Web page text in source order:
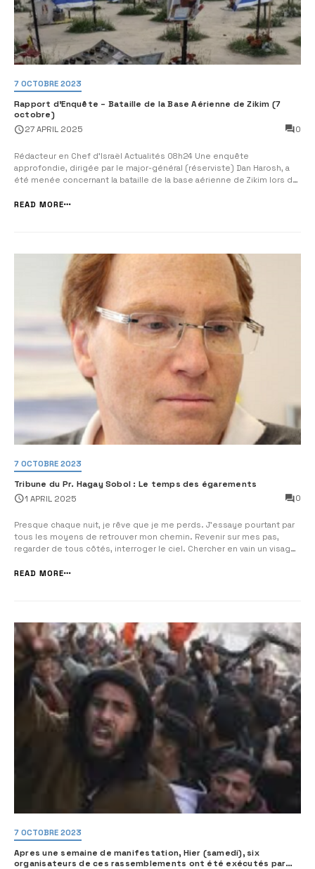
7 OCTOBRE 2023
Rapport d’Enquête – Bataille de la Base Aérienne de Zikim (7
octobre)
27 APRIL 2025 0
Rédacteur en Chef d’Israël Actualités 08h24 Une enquête
approfondie, dirigée par le major-général (réserviste) Dan Harosh, a
été menée concernant la bataille de la base aérienne de Zikim lors de
aux familles endeuillées et aux forces de sécurité. Points forts
READ MORE
7 OCTOBRE 2023
Tribune du Pr. Hagay Sobol : Le temps des égarements
1 APRIL 2025 0
Presque chaque nuit, je rêve que je me perds. J’essaye pourtant par
tous les moyens de retrouver mon chemin. Revenir sur mes pas,
regarder de tous côtés, interroger le ciel. Chercher en vain un visage
le 7 octobre, je ne reconnais plus le […]
READ MORE
7 OCTOBRE 2023
Apres une semaine de manifestation, Hier (samedi), six
organisateurs de ces rassemblements ont été exécutés par